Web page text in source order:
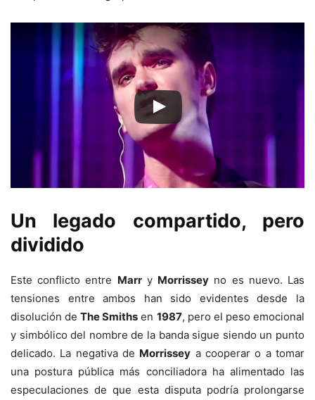
Un legado compartido, pero
dividido
Este conflicto entre Marry Morrissey no es nuevo. Las
tensiones entre ambos han sido evidentes desde la
disolución deThe Smiths en 1987, pero el peso emocional
y simbólico del nombre de la banda sigue siendo un punto
delicado. La negativa de Morrissey a cooperar o a tomar
una postura pública más conciliadora ha alimentado las
especulaciones de que esta disputa podría prolongarse